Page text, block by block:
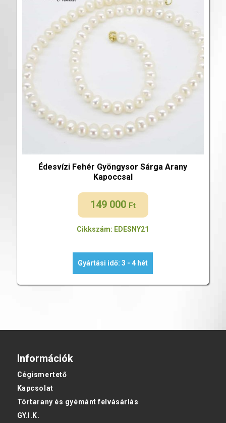
Édesvízi Fehér Gyöngysor Sárga Arany
Kapoccsal
149 000 Ft
Cikkszám: EDESNY21
Gyártási idő: 3 - 4 hét
Információk
Cégismertető
Kapcsolat
Törtarany és gyémánt felvásárlás
GY.I.K.